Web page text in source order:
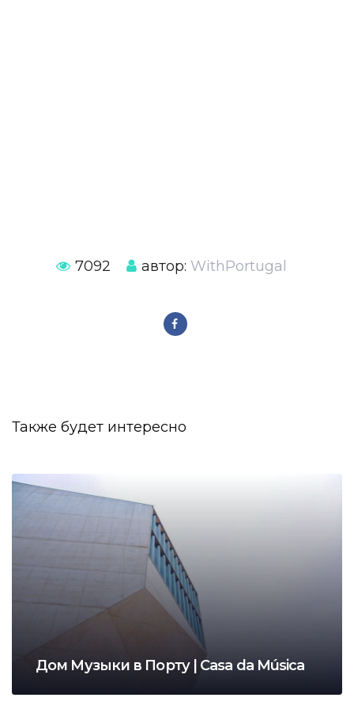
7092 автор: WithPortugal
Также будет интересно
Дом Музыки в Порту | Casa da Música